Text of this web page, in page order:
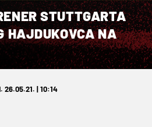
STUTTGARTA
HAJDUKOVCA NA
26.05.21. | 10:14